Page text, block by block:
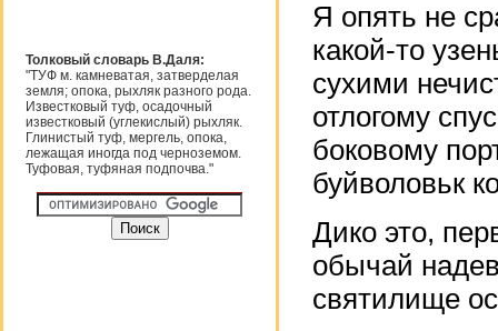
Толковый словарь В.Даля:
"ТУФ м. камневатая, затверделая
земля; опока, рыхляк разного рода.
Известковый туф, осадочный
известковый (углекислый) рыхляк.
Глинистый туф, мергель, опока,
лежащая иногда под черноземом.
Туфовая, туфяная подпочва."
Я опять не
какой-то
сухими
отлогому
боковому
буйволовьк
Дико это,
обычай
святилище